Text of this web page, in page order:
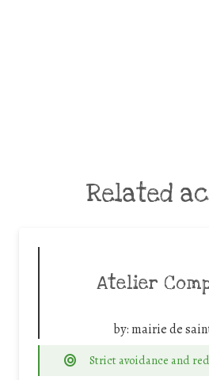
Related
Atelier
by: mairie de
Strict avoidance and